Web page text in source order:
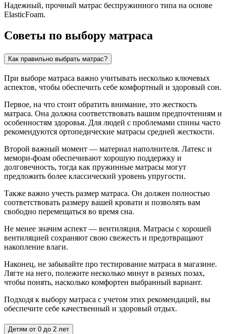
Надежный, прочный матрас беспружинного типа на основе
ElasticFoam.
Советы по выбору матраса
Как правильно выбрать матрас?
При выборе матраса важно учитывать несколько ключевых
аспектов, чтобы обеспечить себе комфортный и здоровый сон.
Первое, на что стоит обратить внимание, это жесткость
матраса. Она должна соответствовать вашим предпочтениям и
особенностям здоровья. Для людей с проблемами спины часто
рекомендуются ортопедические матрасы средней жесткости.
Второй важный момент — материал наполнителя. Латекс и
мемори-фоам обеспечивают хорошую поддержку и
долговечность, тогда как пружинные матрасы могут
предложить более классический уровень упругости.
Также важно учесть размер матраса. Он должен полностью
соответствовать размеру вашей кровати и позволять вам
свободно перемещаться во время сна.
Не менее значим аспект — вентиляция. Матрасы с хорошей
вентиляцией сохраняют свою свежесть и предотвращают
накопление влаги.
Наконец, не забывайте про тестирование матраса в магазине.
Лягте на него, полежите несколько минут в разных позах,
чтобы понять, насколько комфортен выбранный вариант.
Подходя к выбору матраса с учетом этих рекомендаций, вы
обеспечите себе качественный и здоровый отдых.
Детям от 0 до 2 лет